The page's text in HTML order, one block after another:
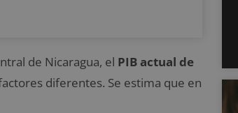
de Nicaragua, el PIB actual de
diferentes. Se estima que en